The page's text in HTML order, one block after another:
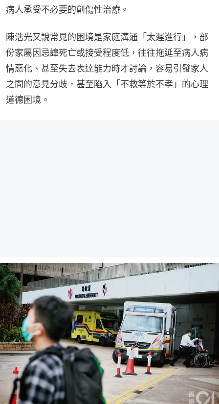
病人承受不必要的創傷性治療。
陳浩光又說常見的困境是家庭溝通「太遲進行」，部
份家屬因忌諱死亡或接受程度低，往往拖延至病人病
情惡化、甚至失去表達能力時才討論，容易引發家人
之間的意見分歧，甚至陷入「不救等於不孝」的心理
道德困境。